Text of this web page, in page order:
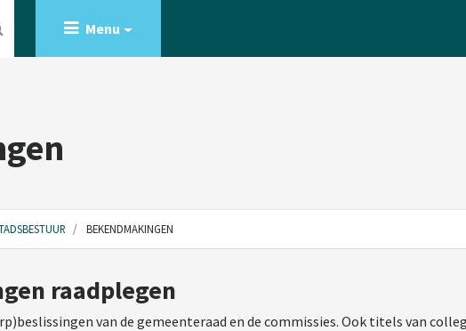
Menu
BEKENDMAKINGEN
raadplegen
van de gemeenteraad en de commissies. Ook titels van